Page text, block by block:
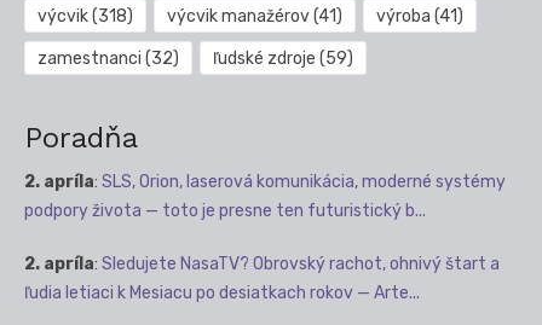
výcvik(318) výcvik manažérov(41) výroba (41)
zamestnanci (32) ľudské zdroje (59)
Poradňa
2. apríla: SLS, Orion, laserová komunikácia, moderné systémy
podpory života — toto je presne ten futuristický b...
2. apríla: Sledujete NasaTV? Obrovský rachot, ohnivý štart a
ľudia letiaci k Mesiacu po desiatkach rokov — Arte...